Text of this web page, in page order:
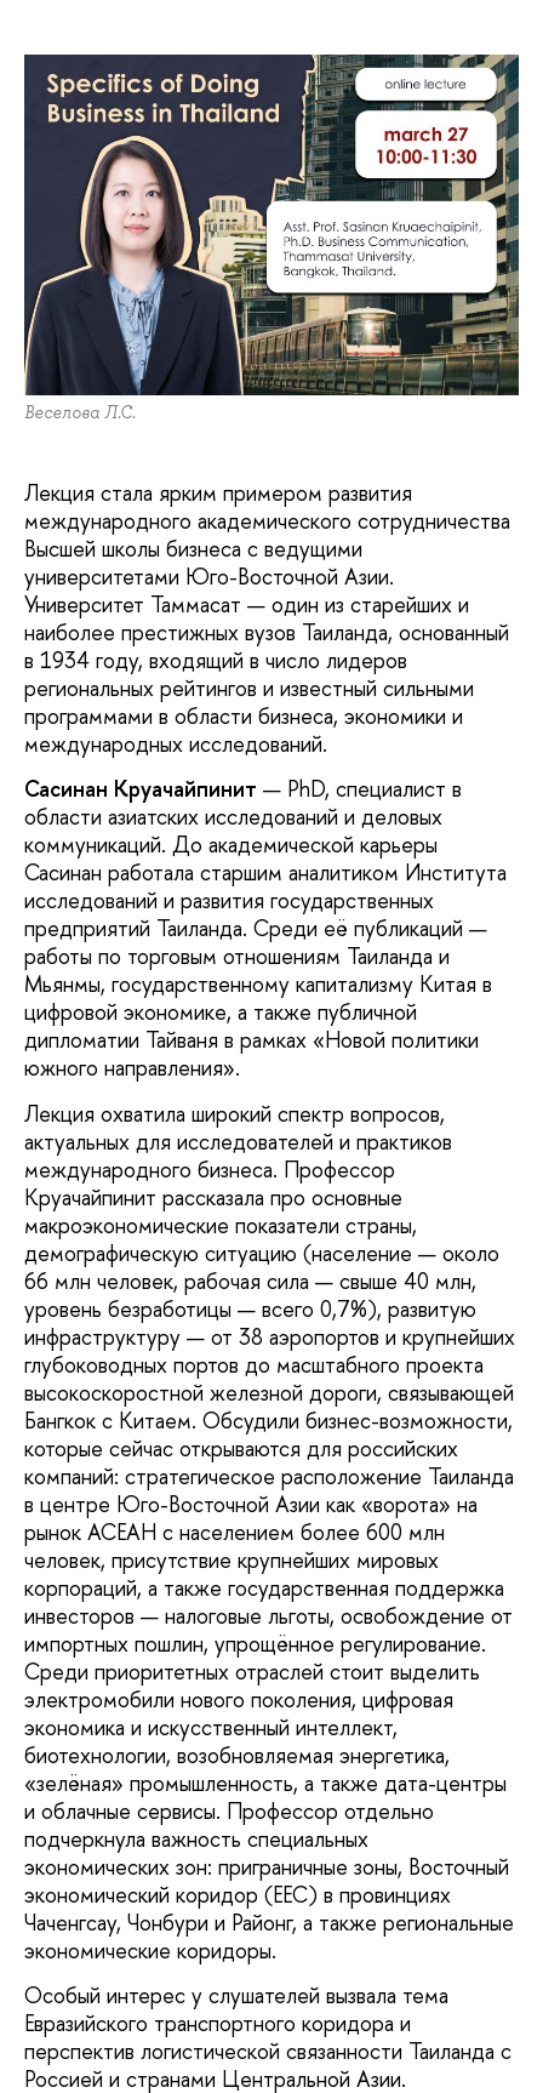
Веселова Л.С.
Лекция стала ярким примером развития
международного академического сотрудничества
Высшей школы бизнеса с ведущими
университетами Юго-Восточной Азии.
Университет Таммасат — один из старейших и
наиболее престижных вузов Таиланда, основанный
в 1934 году, входящий в число лидеров
региональных рейтингов и известный сильными
программами в области бизнеса, экономики и
международных исследований.
Сасинан Круачайпинит — PhD, специалист в
области азиатских исследований и деловых
коммуникаций. До академической карьеры
Сасинан работала старшим аналитиком Института
исследований и развития государственных
предприятий Таиланда. Среди её публикаций —
работы по торговым отношениям Таиланда и
Мьянмы, государственному капитализму Китая в
цифровой экономике, а также публичной
дипломатии Тайваня в рамках «Новой политики
южного направления».
Лекция охватила широкий спектр вопросов,
актуальных для исследователей и практиков
международного бизнеса. Профессор
Круачайпинит рассказала про основные
макроэкономические показатели страны,
демографическую ситуацию (население — около
66 млн человек, рабочая сила — свыше 40 млн,
уровень безработицы — всего 0,7%), развитую
инфраструктуру — от 38 аэропортов и крупнейших
глубоководных портов до масштабного проекта
высокоскоростной железной дороги, связывающей
Бангкок с Китаем. Обсудили бизнес-возможности,
которые сейчас открываются для российских
компаний: стратегическое расположение Таиланда
в центре Юго-Восточной Азии как «ворота» на
рынок АСЕАН с населением более 600 млн
человек, присутствие крупнейших мировых
корпораций, а также государственная поддержка
инвесторов — налоговые льготы, освобождение от
импортных пошлин, упрощённое регулирование.
Среди приоритетных отраслей стоит выделить
электромобили нового поколения, цифровая
экономика и искусственный интеллект,
биотехнологии, возобновляемая энергетика,
«зелёная» промышленность, а также дата-центры
и облачные сервисы. Профессор отдельно
подчеркнула важность специальных
экономических зон: приграничные зоны, Восточный
экономический коридор (EEC) в провинциях
Чаченгсау, Чонбури и Районг, а также региональные
экономические коридоры.
Особый интерес у слушателей вызвала тема
Евразийского транспортного коридора и
перспектив логистической связанности Таиланда с
Россией и странами Центральной Азии.